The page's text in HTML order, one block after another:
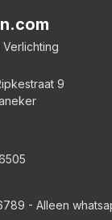
9
- Alleen